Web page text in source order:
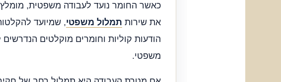
כאשר החומר נועד לעבודה משפטית,
את שירות תמלול משפטי, שמיועד
הודעות קוליות וחומרים מוקלטים הנדרשים
משפטי.